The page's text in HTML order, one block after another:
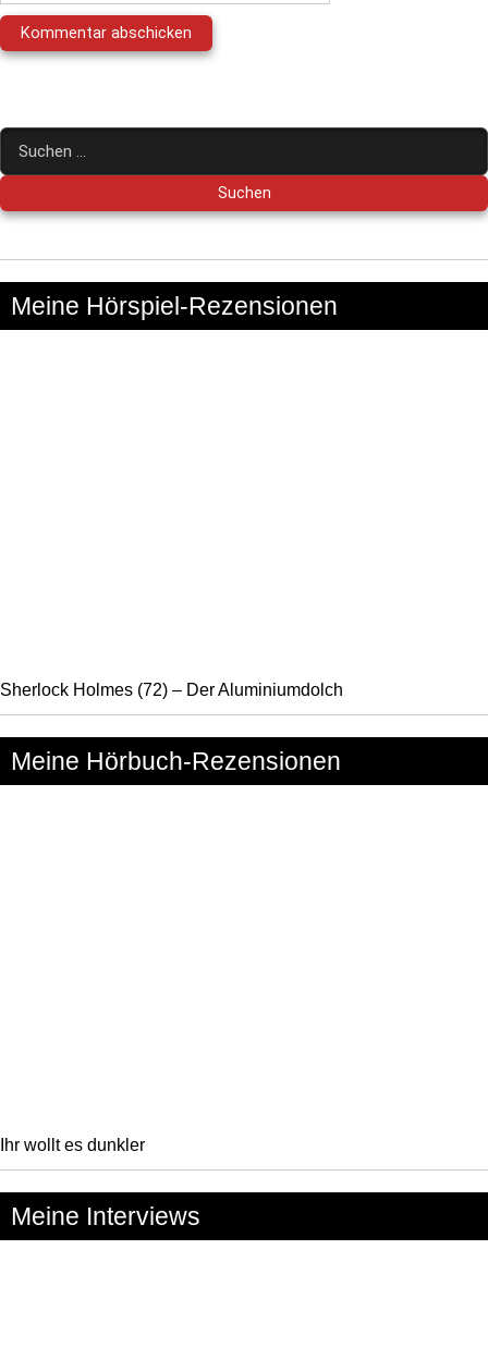
Suchen
nach:
Meine Hörspiel-Rezensionen
Sherlock Holmes (72) – Der Aluminiumdolch
Meine Hörbuch-Rezensionen
Ihr wollt es dunkler
Meine Interviews